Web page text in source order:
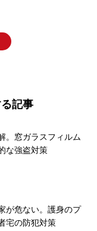
記事
。窓ガラスフィルム
な強盗対策
が危ない。護身のプ
宅の防犯対策